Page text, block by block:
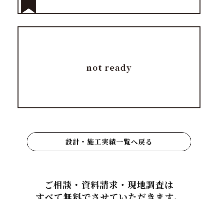
not ready
設計・施工実績一覧へ戻る
ご相談・資料請求・現地調査は